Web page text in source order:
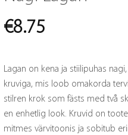
€8.75
Lagan on kena ja stiilipuhas
kruviga, mis loob omakorda
stilren krok som fästs med två
en enhetlig look. Kruvid on
mitmes värvitoonis ja sobitub